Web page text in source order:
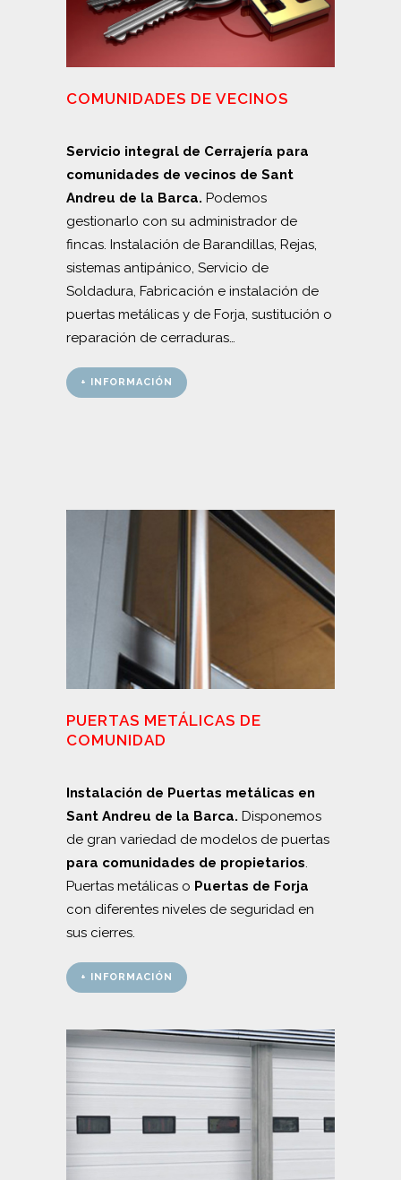
COMUNIDADES DE VECINOS
Servicio integral de Cerrajería para
comunidades de vecinos de Sant
Andreu de la Barca. Podemos
gestionarlo con su administrador de
fincas. Instalación de Barandillas, Rejas,
sistemas antipánico, Servicio de
Soldadura, Fabricación e instalación de
puertas metálicas y de Forja, sustitución o
reparación de cerraduras…
+ INFORMACIÓN
PUERTAS METÁLICAS DE
COMUNIDAD
Instalación de Puertas metálicas en
Sant Andreu de la Barca. Disponemos
de gran variedad de modelos de puertas
para comunidades de propietarios.
Puertas metálicas o Puertas de Forja
con diferentes niveles de seguridad en
sus cierres.
+ INFORMACIÓN